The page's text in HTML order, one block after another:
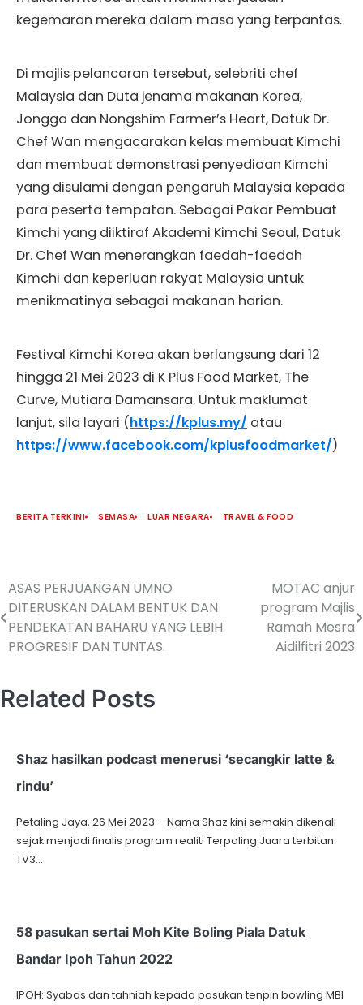
kegemaran mereka dalam masa yang terpantas.
Di majlis pelancaran tersebut, selebriti chef
Malaysia dan Duta jenama makanan Korea,
Jongga dan Nongshim Farmer’s Heart, Datuk Dr.
Chef Wan mengacarakan kelas membuat Kimchi
dan membuat demonstrasi penyediaan Kimchi
yang disulami dengan pengaruh Malaysia kepada
para peserta tempatan. Sebagai Pakar Pembuat
Kimchi yang diiktiraf Akademi Kimchi Seoul, Datuk
Dr. Chef Wan menerangkan faedah-faedah
Kimchi dan keperluan rakyat Malaysia untuk
menikmatinya sebagai makanan harian.
Festival Kimchi Korea akan berlangsung dari 12
hingga 21 Mei 2023 di K Plus Food Market, The
Curve, Mutiara Damansara. Untuk maklumat
lanjut, sila layari (https://kplus.my/ atau
https://www.facebook.com/kplusfoodmarket/)
BERITA TERKINI SEMASA LUAR NEGARA TRAVEL & FOOD
ASAS PERJUANGAN UMNO
DITERUSKAN DALAM BENTUK DAN
PENDEKATAN BAHARU YANG LEBIH
PROGRESIF DAN TUNTAS.
MOTAC anjur
program Majlis
Ramah Mesra
Aidilfitri 2023
Related Posts
Shaz hasilkan podcast menerusi ‘secangkir latte &
rindu’
Petaling Jaya, 26 Mei 2023 – Nama Shaz kini semakin dikenali
sejak menjadi finalis program realiti Terpaling Juara terbitan
TV3…
58 pasukan sertai Moh Kite Boling Piala Datuk
Bandar Ipoh Tahun 2022
IPOH: Syabas dan tahniah kepada pasukan tenpin bowling MBI